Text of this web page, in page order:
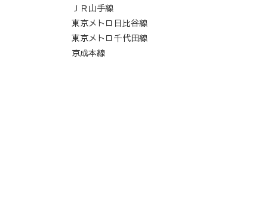
ＪＲ山手線
東京メトロ日比谷線
東京メトロ千代田線
京成本線